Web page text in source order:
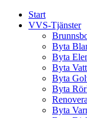
Start
VVS-Tjänster
Byta
Byta
Byta
Byta
Byta
Byta